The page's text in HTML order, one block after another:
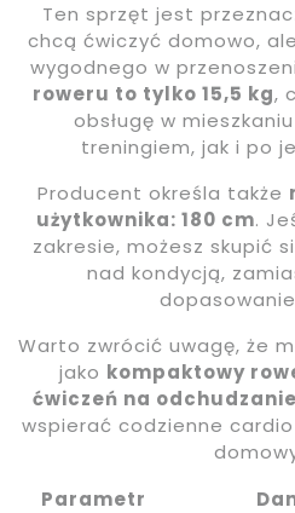
Ten sprzęt jest
chcą ćwiczyć domowo,
wygodnego w
roweru to tylko 15,5 kg,
obsługę w
treningiem, jak i po
Producent określa także
użytkownika: 180 cm.
zakresie, możesz skupić
nad kondycją,
Warto zwrócić uwagę, że
jako kompaktowy
ćwiczeń na odchudzanie
wspierać codzienne
Parametr